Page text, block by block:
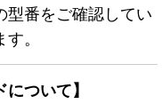
型番をご確認してい
。
ついて】